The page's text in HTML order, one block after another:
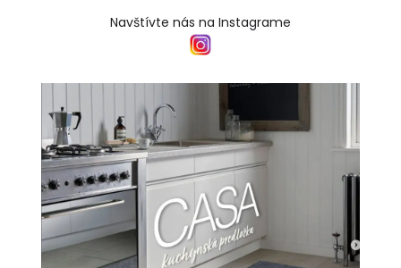
Navštívte nás na Instagrame